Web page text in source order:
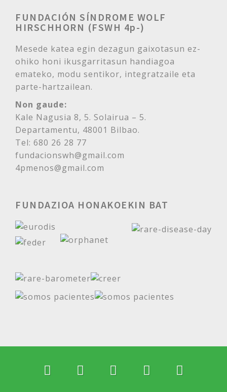
FUNDACIÓN SÍNDROME WOLF
HIRSCHHORN (FSWH 4p-)
Mesede katea egin dezagun gaixotasun ez-
ohiko honi ikusgarritasun handiagoa
emateko, modu sentikor, integratzaile eta
parte-hartzailean.
Non gaude:
Kale Nagusia 8, 5. Solairua – 5.
Departamentu, 48001 Bilbao.
Tel: 680 26 28 77
fundacionswh@gmail.com
4pmenos@gmail.com
FUNDAZIOA HONAKOEKIN BAT